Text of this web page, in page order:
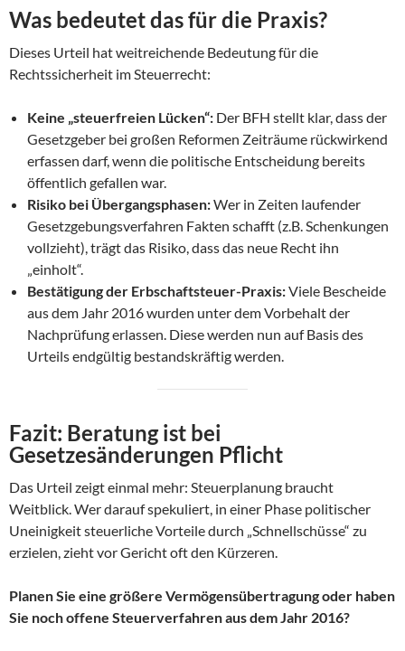
Was bedeutet das für die Praxis?
Dieses Urteil hat weitreichende Bedeutung für die
Rechtssicherheit im Steuerrecht:
Keine „steuerfreien Lücken“: Der BFH stellt klar, dass der
Gesetzgeber bei großen Reformen Zeiträume rückwirkend
erfassen darf, wenn die politische Entscheidung bereits
öffentlich gefallen war.
Risiko bei Übergangsphasen:Wer in Zeiten laufender
Gesetzgebungsverfahren Fakten schafft (z.B. Schenkungen
vollzieht), trägt das Risiko, dass das neue Recht ihn
„einholt“.
Bestätigung der Erbschaftsteuer-Praxis:Viele Bescheide
aus dem Jahr 2016 wurden unter dem Vorbehalt der
Nachprüfung erlassen. Diese werden nun auf Basis des
Urteils endgültig bestandskräftig werden.
Fazit: Beratung ist bei
Gesetzesänderungen Pflicht
Das Urteil zeigt einmal mehr: Steuerplanung braucht
Weitblick. Wer darauf spekuliert, in einer Phase politischer
Uneinigkeit steuerliche Vorteile durch „Schnellschüsse“ zu
erzielen, zieht vor Gericht oft den Kürzeren.
Planen Sie eine größere Vermögensübertragung oder haben
Sie noch offene Steuerverfahren aus dem Jahr 2016?